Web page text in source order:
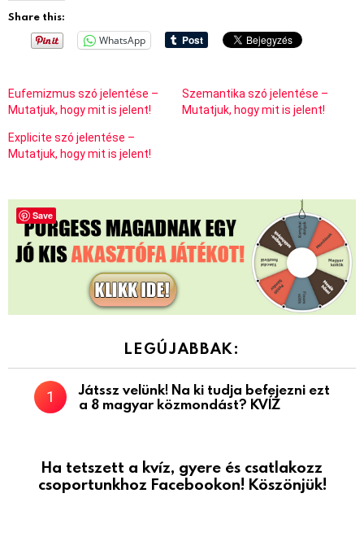
Share this:
WhatsApp
Eufemizmus szó jelentése –
Mutatjuk, hogy mit is jelent!
Szemantika szó jelentése –
Mutatjuk, hogy mit is jelent!
Explicite szó jelentése –
Mutatjuk, hogy mit is jelent!
LEGÚJABBAK:
Játssz velünk! Na ki tudja befejezni ezt
a 8 magyar közmondást? KVÍZ
Ha tetszett a kvíz, gyere és csatlakozz
csoportunkhoz Facebookon! Köszönjük!
Save